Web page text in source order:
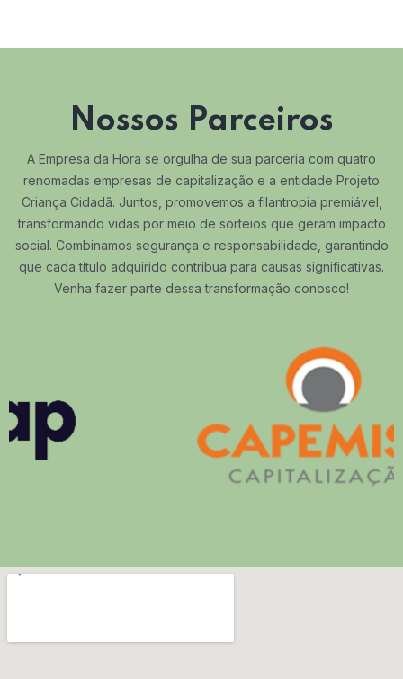
Nossos Parceiros
A Empresa da Hora se orgulha de sua parceria com quatro
renomadas empresas de capitalização e a entidade Projeto
Criança Cidadã. Juntos, promovemos a filantropia premiável,
transformando vidas por meio de sorteios que geram impacto
social. Combinamos segurança e responsabilidade, garantindo
que cada título adquirido contribua para causas significativas.
Venha fazer parte dessa transformação conosco!